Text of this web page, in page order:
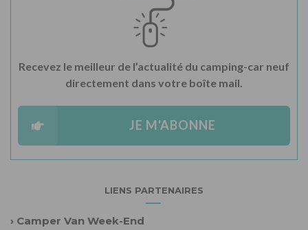
Recevez le meilleur de l’actualité du camping-car neuf
directement dans votre boîte mail.
JE M'ABONNE
LIENS PARTENAIRES
› Camper Van Week-End